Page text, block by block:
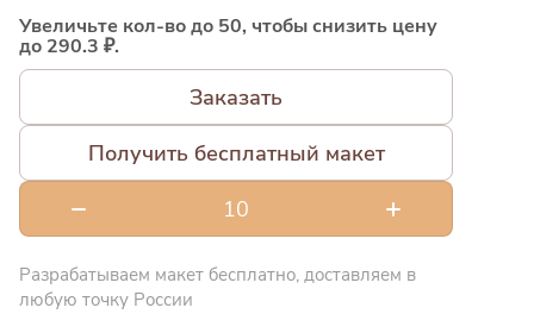
Увеличьте кол-во до 50, чтобы снизить цену
до 290.3 ₽.
Заказать
Получить бесплатный макет
Разрабатываем макет бесплатно, доставляем в
любую точку России